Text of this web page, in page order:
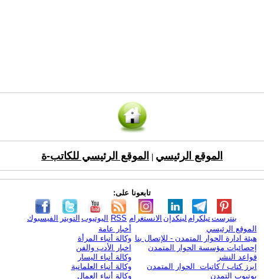
الموقع الرئيسي الموقع الرئيسي للكاتب-ة
تابعونا على:
الفيسبوك التويتر اليوتيوب RSS الانستغرام لينكدإن تيلكرامبنترست
الموقع الرئيسي
هيئة ادارة الحوار المتمدن - للإتصال بنا
إحصائيات مؤسسة الحوار المتمدن
قواعد النشر
ابرز كتاب / كاتبات الحوار المتمدن
يوتيوب التمدن
أخبار عامة
وكالة أنباء المرأة
اخبار الأدب والفن
وكالة أنباء اليسار
وكالة أنباء العلمانية
وكالة أنباء العمال